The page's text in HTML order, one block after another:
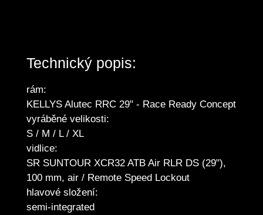
Technický popis:
rám:
KELLYS Alutec RRC 29" - Race Ready Concept
vyráběné velikosti:
S / M / L / XL
vidlice:
SR SUNTOUR XCR32 ATB Air RLR DS (29"),
100 mm, air / Remote Speed Lockout
hlavové složení:
semi-integrated